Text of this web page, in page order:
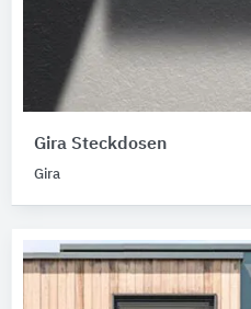
Gira Steckdosen
Gira